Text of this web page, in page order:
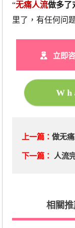
“无痛人流做多了
里了，有任何问
立即
上一篇： 做无
下一篇： 人流
相關